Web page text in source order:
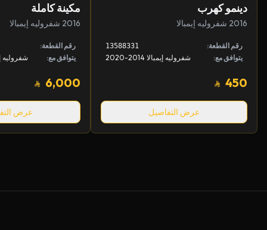
دينمو كهرب
2016 شفروليه إيمبالا
رقم القطعة: 13588331
يتوافق مع: شفروليه إيمبالا 2014-2020
450
عرض التفاصيل
مكينة كاملة
2016 شفروليه إيمبالا
رقم القطعة:
يتوافق مع:
6,000
عرض